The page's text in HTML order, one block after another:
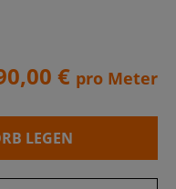
€ pro Meter
LEGEN